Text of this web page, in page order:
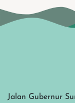
Jalan Gubernur